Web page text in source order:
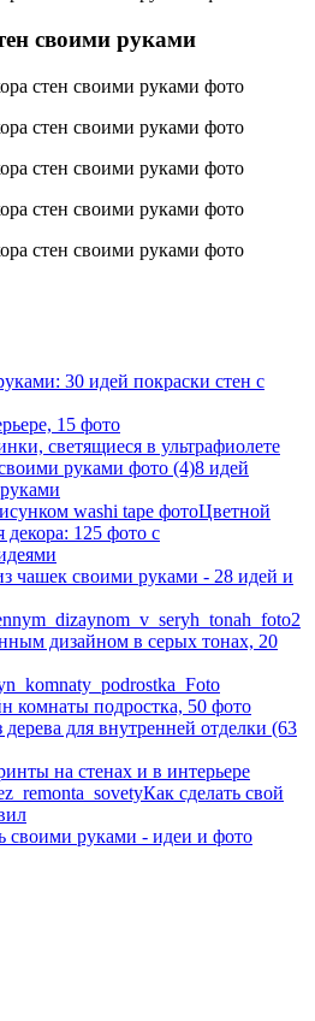
своими руками
30 идей покраски стен с
15 фото
светящиеся в ультрафиолете
8 идей
Цветной
декора: 125 фото с
чашек своими руками - 28 идей и
2
дизайном в серых тонах, 20
комнаты подростка, 50 фото
для внутренней отделки (63
на стенах и в интерьере
Как сделать свой
своими руками - идеи и фото